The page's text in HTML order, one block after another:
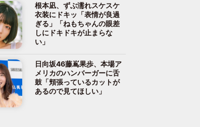
根本凪、ずぶ濡れスケスケ
衣装にドキッ「表情が良過
ぎる」「ねもちゃんの眼差
しにドキドキが止まらな
い」
日向坂46藤嶌果歩、本場ア
メリカのハンバーガーに舌
鼓「頬張っているカットが
あるので見てほしい」